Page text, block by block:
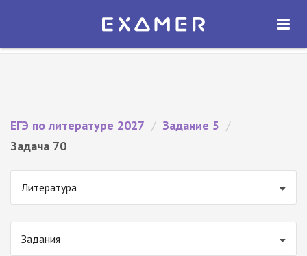
Экзамер — ЕГЭ 2027
ОТКРЫТЬ
ЕГЭ по литературе 2027 / Задание 5 /
Задача 70
Литература
Задания